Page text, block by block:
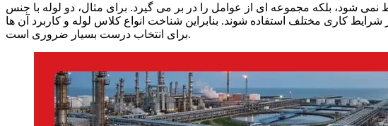
شود، بلکه مجموعه ای از عوامل را در بر می گیرد. برای مثال، دو لوله با جنس
کاری مختلف استفاده شوند. بنابراین شناخت انواع کلاس لوله و کاربرد آن ها
برای انتخاب درست بسیار ضروری است.